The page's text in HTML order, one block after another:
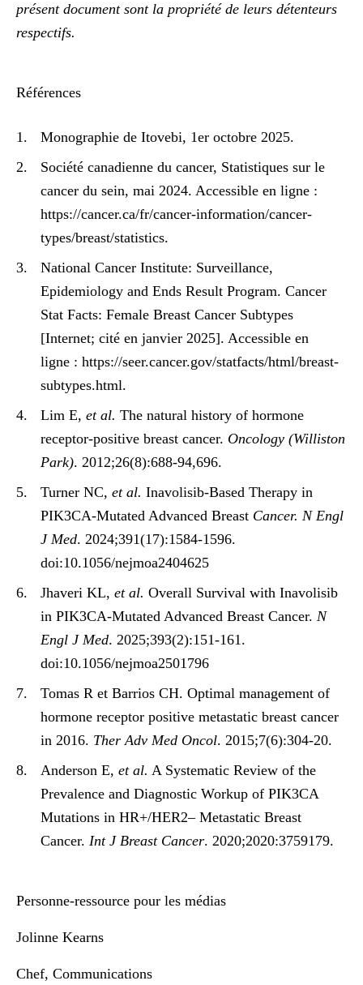
présent document sont la propriété de leurs détenteurs
respectifs.
Références
Monographie de Itovebi, 1er octobre 2025.
Société canadienne du cancer, Statistiques sur le
cancer du sein, mai 2024. Accessible en ligne :
https://cancer.ca/fr/cancer-information/cancer-
types/breast/statistics.
National Cancer Institute: Surveillance,
Epidemiology and Ends Result Program. Cancer
Stat Facts: Female Breast Cancer Subtypes
[Internet; cité en janvier 2025]. Accessible en
ligne : https://seer.cancer.gov/statfacts/html/breast-
subtypes.html.
Lim E, et al. The natural history of hormone
receptor-positive breast cancer. Oncology (Williston
Park). 2012;26(8):688-94,696.
Turner NC, et al. Inavolisib-Based Therapy in
PIK3CA-Mutated Advanced Breast Cancer. N Engl
J Med. 2024;391(17):1584-1596.
doi:10.1056/nejmoa2404625
Jhaveri KL, et al. Overall Survival with Inavolisib
in PIK3CA-Mutated Advanced Breast Cancer. N
Engl J Med. 2025;393(2):151-161.
doi:10.1056/nejmoa2501796
Tomas R et Barrios CH. Optimal management of
hormone receptor positive metastatic breast cancer
in 2016. Ther Adv Med Oncol. 2015;7(6):304-20.
Anderson E, et al. A Systematic Review of the
Prevalence and Diagnostic Workup of PIK3CA
Mutations in HR+/HER2– Metastatic Breast
Cancer. Int J Breast Cancer. 2020;2020:3759179.
Personne-ressource pour les médias
Jolinne Kearns
Chef, Communications